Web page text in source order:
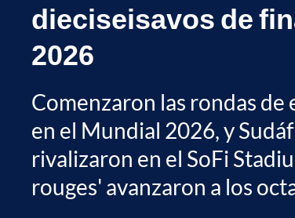
dieciseisavos de
2026
Comenzaron las rondas
en el Mundial 2026, y
rivalizaron en el SoFi
rouges' avanzaron a los